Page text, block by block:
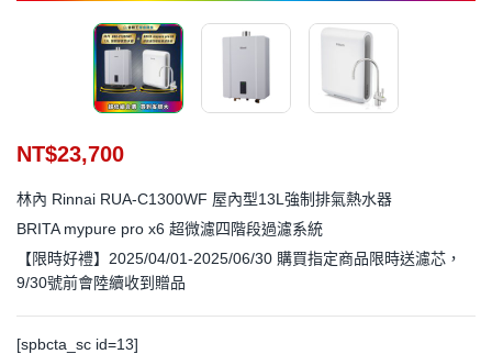
NT$23,700
林內 Rinnai RUA-C1300WF 屋內型13L強制排氣熱水器
BRITA mypure pro x6 超微濾四階段過濾系統
【限時好禮】2025/04/01-2025/06/30 購買指定商品限時送濾芯，
9/30號前會陸續收到贈品
[spbcta_sc id=13]